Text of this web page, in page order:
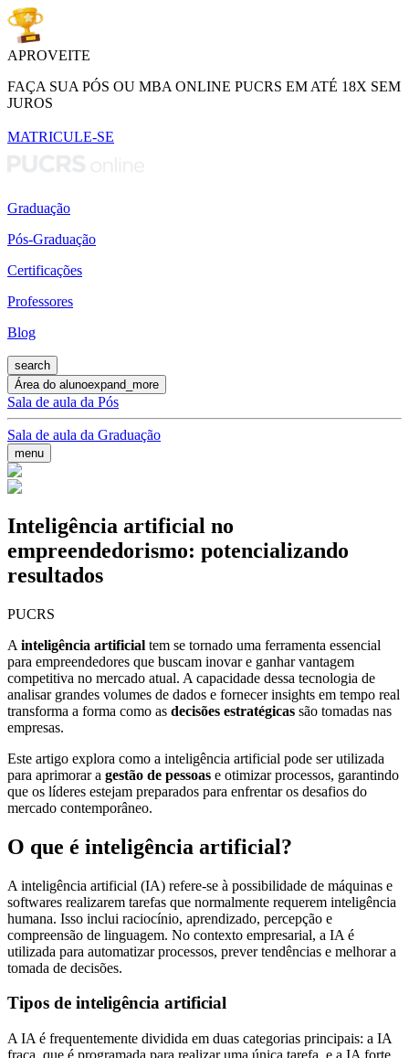
APROVEITE
FAÇA SUA PÓS OU MBA ONLINE PUCRS EM ATÉ 18X SEM
JUROS
MATRICULE-SE
Graduação
Pós-Graduação
Certificações
Professores
Blog
search
Área do alunoexpand_more
Sala de aula da Pós
Sala de aula da Graduação
menu
Inteligência artificial no
empreendedorismo: potencializando
resultados
PUCRS
A inteligência artificial tem se tornado uma ferramenta essencial
para empreendedores que buscam inovar e ganhar vantagem
competitiva no mercado atual. A capacidade dessa tecnologia de
analisar grandes volumes de dados e fornecer insights em tempo real
transforma a forma como as decisões estratégicas são tomadas nas
empresas.
Este artigo explora como a inteligência artificial pode ser utilizada
para aprimorar a gestão de pessoas e otimizar processos, garantindo
que os líderes estejam preparados para enfrentar os desafios do
mercado contemporâneo.
O que é inteligência artificial?
A inteligência artificial (IA) refere-se à possibilidade de máquinas e
softwares realizarem tarefas que normalmente requerem inteligência
humana. Isso inclui raciocínio, aprendizado, percepção e
compreensão de linguagem. No contexto empresarial, a IA é
utilizada para automatizar processos, prever tendências e melhorar a
tomada de decisões.
Tipos de inteligência artificial
A IA é frequentemente dividida em duas categorias principais: a IA
fraca, que é programada para realizar uma única tarefa, e a IA forte,